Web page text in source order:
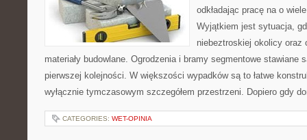
odkładając pracę na o
Wyjątkiem jest sytuacja,
niebeztroskiej okolicy oraz
materiały budowlane. Ogrodzenia i bramy segmentowe stawiane
pierwszej kolejności. W większości wypadków są to łatwe
wyłącznie tymczasowym szczegółem przestrzeni. Dopiero gdy
CATEGORIES: WET-OPINIA